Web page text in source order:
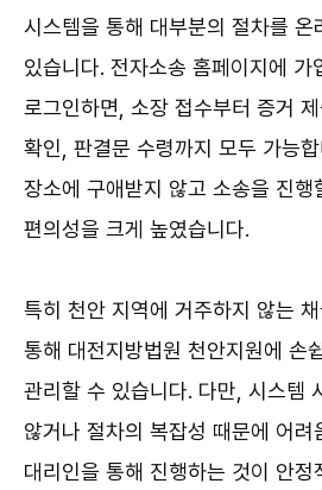
시스템을 통해 대부분의 절차를 온
있습니다. 전자소송 홈페이지에 가
로그인하면, 소장 접수부터 증거
확인, 판결문 수령까지 모두 가능
장소에 구애받지 않고 소송을 진행
편의성을 크게 높였습니다.
특히 천안 지역에 거주하지 않는
통해 대전지방법원 천안지원에 손
관리할 수 있습니다. 다만, 시스템
않거나 절차의 복잡성 때문에 어려
대리인을 통해 진행하는 것이 안정